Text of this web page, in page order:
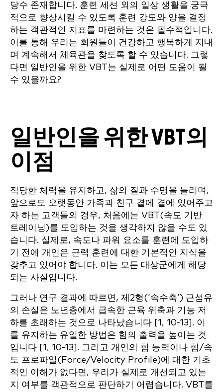
당수 존재합니다. 훈련 세션 외의 일상 생활을 궁극
적으로 향상시킬 수 있도록 훈련 강도와 양을 결정
하는 객관적인 지표를 마련하는 것은 필수적입니다.
이를 통해 우리는 회원들이 건강하고 행복하게 지내
며 계속해서 체육관을 찾도록 할 수 있습니다. 그렇
다면 일반인을 위한 VBT는 실제로 어떤 도움이 될
수 있을까요?
일반인을 위한 VBT의
이점
적당한 체력을 유지하고, 삶의 질과 수명을 늘리며,
앞으로도 오랫동안 가족과 친구 곁에 곁에 있어주고
자 하는 고객들의 경우, 처음에는 VBT(속도 기반
트레이닝)를 도입하는 것을 생각하지 않을 수도 있
습니다. 실제로, 속도나 파워 요소를 훈련에 도입하
기 전에 개인은 근력 훈련에 대한 기본적인 지식을
갖추고 있어야 합니다. 이는 모든 대상군에게 해당
되는 사실입니다.
그러나 연구 결과에 따르면, 제2형(‘속수축’) 근섬유
의 손실은 노년층에서 급속한 근육 위축과 기능 저
하를 초래하는 것으로 나타났습니다 [1, 10-13]. 이
를 유지하는 유일한 방법은 힘의 출력을 높이는 것
입니다 [1, 10-13]. 그리고 개인의 힘 능력이나 힘/속
도 프로파일(Force/Velocity Profile)에 대한 기초
적인 이해가 없다면, 우리가 실제로 개선되고 있는
지 여부를 객관적으로 판단하기 어렵습니다. VBT를